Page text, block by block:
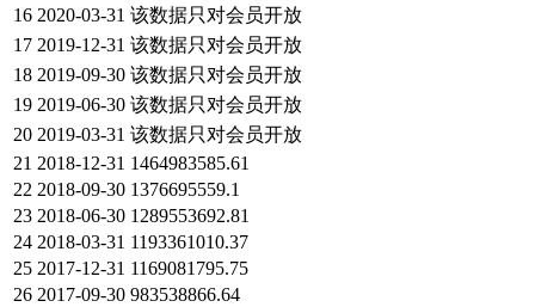
16 2020-03-31 该数据只对会员开放
17 2019-12-31 该数据只对会员开放
18 2019-09-30 该数据只对会员开放
19 2019-06-30 该数据只对会员开放
20 2019-03-31 该数据只对会员开放
21 2018-12-31 1464983585.61
22 2018-09-30 1376695559.1
23 2018-06-30 1289553692.81
24 2018-03-31 1193361010.37
25 2017-12-31 1169081795.75
26 2017-09-30 983538866.64